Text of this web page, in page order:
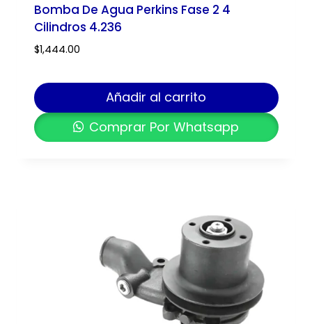
Bomba De Agua Perkins Fase 2 4
Cilindros 4.236
$1,444.00
Añadir al carrito
Comprar Por Whatsapp